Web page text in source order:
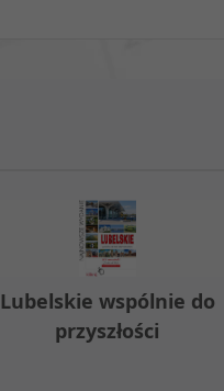
Lubelskie wspólnie do
przyszłości